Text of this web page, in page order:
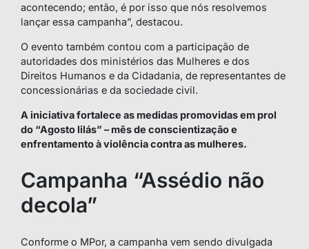
acontecendo; então, é por isso que nós resolvemos
lançar essa campanha”, destacou.
O evento também contou com a participação de
autoridades dos ministérios das Mulheres e dos
Direitos Humanos e da Cidadania, de representantes de
concessionárias e da sociedade civil.
A iniciativa fortalece as medidas promovidas em prol
do “Agosto lilás” – mês de conscientização e
enfrentamento à violência contra as mulheres.
Campanha “Assédio não
decola”
Conforme o MPor, a campanha vem sendo divulgada